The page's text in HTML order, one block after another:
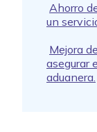
Ahorro
un
Mejora
asegurar
aduanera.